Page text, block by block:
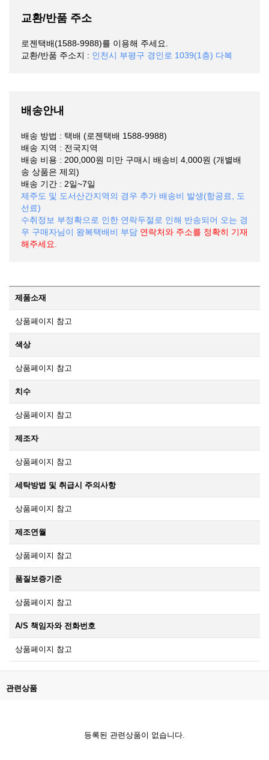
교환/반품 주소
로젠택배(1588-9988)를 이용해 주세요.
교환/반품 주소지 : 인천시 부평구 경인로 1039(1층) 다복
배송안내
배송 방법 : 택배 (로젠택배 1588-9988)
배송 지역 : 전국지역
배송 비용 : 200,000원 미만 구매시 배송비 4,000원 (개별배
송 상품은 제외)
배송 기간 : 2일~7일
제주도 및 도서산간지역의 경우 추가 배송비 발생(항공료, 도
선료)
수취정보 부정확으로 인한 연락두절로 인해 반송되어 오는 경
우 구매자님이 왕복택배비 부담 연락처와 주소를 정확히 기재
해주세요.
제품소재
상품페이지 참고
색상
상품페이지 참고
치수
상품페이지 참고
제조자
상품페이지 참고
세탁방법 및 취급시 주의사항
상품페이지 참고
제조연월
상품페이지 참고
품질보증기준
상품페이지 참고
A/S 책임자와 전화번호
상품페이지 참고
관련상품
등록된 관련상품이 없습니다.